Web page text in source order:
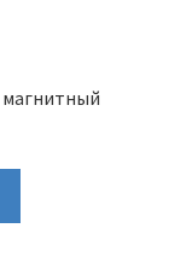
магнитный